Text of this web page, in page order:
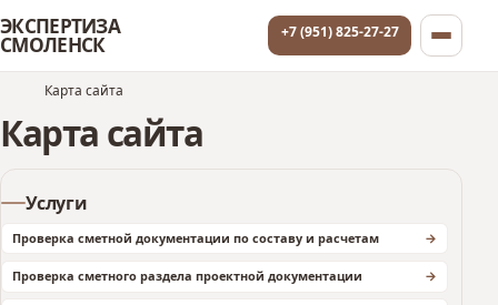
ЭКСПЕРТИЗА
СМОЛЕНСК
+7 (951) 825-27-27
Карта сайта
Карта сайта
Услуги
Проверка сметной документации по составу и расчетам
Проверка сметного раздела проектной документации